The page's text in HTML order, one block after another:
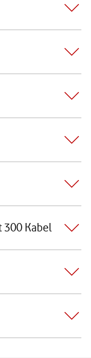
300 Kabel